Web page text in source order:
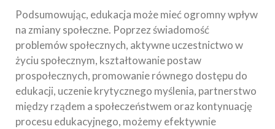
Podsumowując, edukacja może mieć ogromny wpływ
na zmiany społeczne. Poprzez świadomość
problemów społecznych, aktywne uczestnictwo w
życiu społecznym, kształtowanie postaw
prospołecznych, promowanie równego dostępu do
edukacji, uczenie krytycznego myślenia, partnerstwo
między rządem a społeczeństwem oraz kontynuację
procesu edukacyjnego, możemy efektywnie